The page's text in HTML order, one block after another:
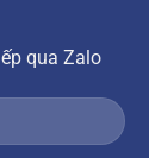
qua Zalo